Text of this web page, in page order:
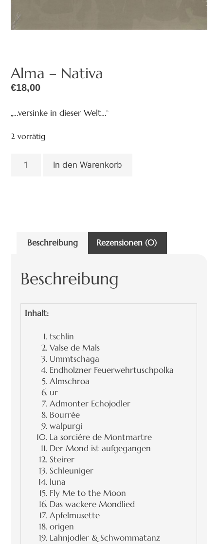
Alma – Nativa
€18,00
„…versinke in dieser Welt…“
2 vorrätig
In den Warenkorb
Beschreibung Rezensionen (0)
Beschreibung
Inhalt:
tschlin
Valse de Mals
Ummtschaga
Endholzner Feuerwehrtuschpolka
Almschroa
ur
Admonter Echojodler
Bourrée
walpurgi
La sorciére de Montmartre
Der Mond ist aufgegangen
Steirer
Schleuniger
luna
Fly Me to the Moon
Das wackere Mondlied
Apfelmusette
origen
Lahnjodler & Schwommatanz